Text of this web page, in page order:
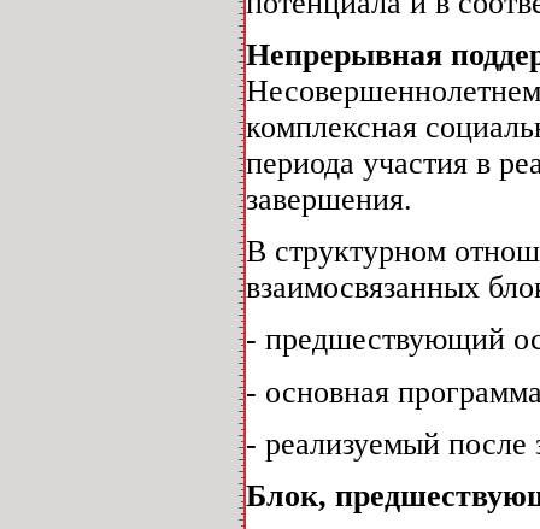
Непрерывная
комплексная
периода участия в
завершения.
В структурном
взаимосвязанных
- предшествующий
- основная
- реализуемый
Блок,